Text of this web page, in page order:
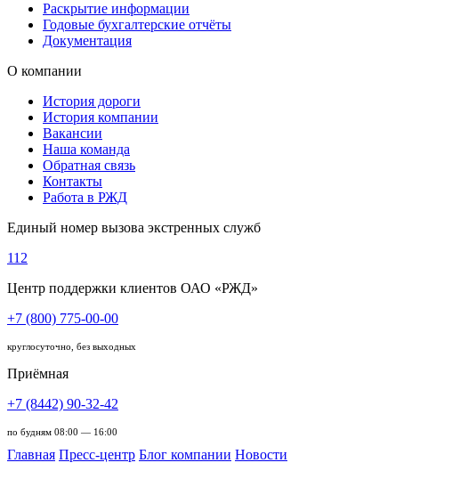
Раскрытие информации
Годовые бухгалтерские отчёты
Документация
О компании
История дороги
История компании
Вакансии
Наша команда
Обратная связь
Контакты
Работа в РЖД
Единый номер вызова экстренных служб
112
Центр поддержки клиентов ОАО «РЖД»
+7 (800) 775-00-00
круглосуточно, без выходных
Приёмная
+7 (8442) 90-32-42
по будням 08:00 — 16:00
Главная Пресс-центр Блог компании Новости